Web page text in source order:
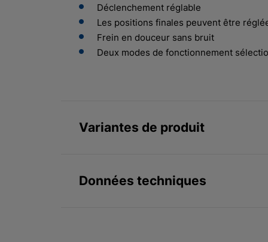
Déclenchement réglable
Les positions finales peuvent être
Frein en douceur sans bruit
Deux modes de fonctionnement
Variantes de produit
Données techniques